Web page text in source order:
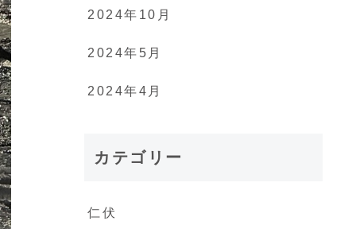
2024年10月
2024年5月
2024年4月
カテゴリー
仁伏